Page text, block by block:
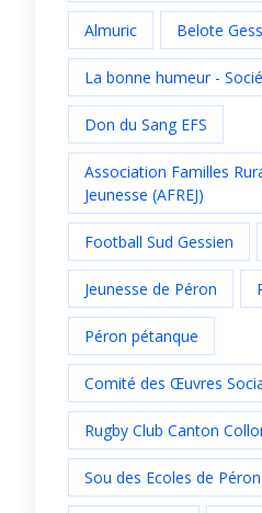
Almuric Belote
La bonne humeur -
Don du Sang EFS
Association Familles
Jeunesse (AFREJ)
Football Sud Gessien
Jeunesse de Péron
Péron pétanque
Comité des Œuvres
Rugby Club Canton
Sou des Ecoles de Péron